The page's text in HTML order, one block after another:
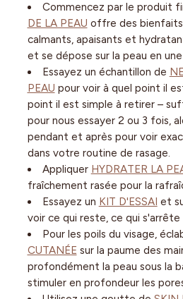
Commencez par le produit
DE LA PEAU offre des bienfaits
calmants, apaisants et
et se dépose sur la peau en
Essayez un échantillon de
PEAU pour voir à quel point il
point il est simple à retirer –
pour nous essayer 2 ou 3 fois,
pendant et après pour voir
dans votre routine de rasage.
Appliquer HYDRATER LA
fraîchement rasée pour la
Essayez un KIT D'ESSAI et
voir ce qui reste, ce qui
Pour les poils du visage,
CUTANÉE sur la paume des
profondément la peau sous la
stimuler en profondeur les